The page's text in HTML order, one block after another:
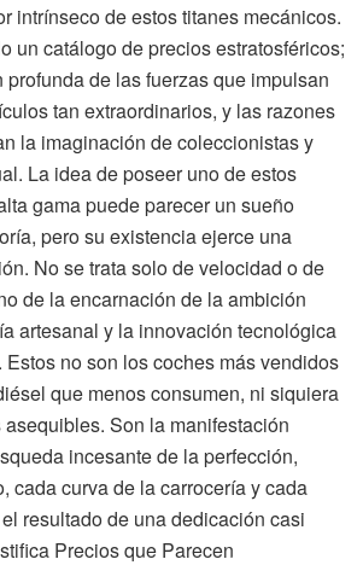
intrínseco de estos titanes mecánicos.
un catálogo de precios estratosféricos;
de las fuerzas que impulsan
tan extraordinarios, y las razones
la imaginación de coleccionistas y
La idea de poseer uno de estos
gama puede parecer un sueño
pero su existencia ejerce una
No se trata solo de velocidad o de
de la encarnación de la ambición
artesanal y la innovación tecnológica
no son los coches más vendidos
que menos consumen, ni siquiera
Son la manifestación
incesante de la perfección,
cada curva de la carrocería y cada
resultado de una dedicación casi
Precios que Parecen